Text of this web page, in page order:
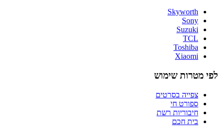
Skyworth
Sony
Suzuki
TCL
Toshiba
Xiaomi
לפי מטרות שימוש
צפייה בסרטים
ספורט חי
חיבוריות רשת
בית חכם